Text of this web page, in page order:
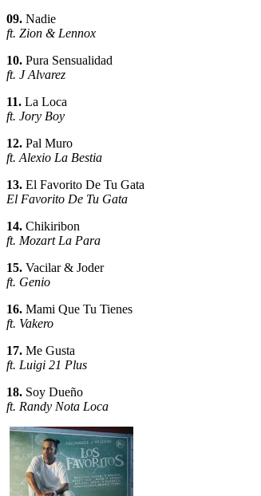
09. Nadie
ft. Zion & Lennox
10. Pura Sensualidad
ft. J Alvarez
11. La Loca
ft. Jory Boy
12. Pal Muro
ft. Alexio La Bestia
13. El Favorito De Tu Gata
El Favorito De Tu Gata
14. Chikiribon
ft. Mozart La Para
15. Vacilar & Joder
ft. Genio
16. Mami Que Tu Tienes
ft. Vakero
17. Me Gusta
ft. Luigi 21 Plus
18. Soy Dueño
ft. Randy Nota Loca